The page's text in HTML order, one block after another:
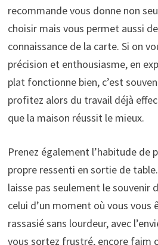
recommande vous donne non
choisir mais vous permet aussi
connaissance de la carte. Si on
précision et enthousiasme, en
plat fonctionne bien, c’est
profitez alors du travail déjà
que la maison réussit le mieux.
Prenez également l’habitude
propre ressenti en sortie de
laisse pas seulement le souvenir
celui d’un moment où vous vous
rassasié sans lourdeur, avec
vous sortez frustré, encore faim